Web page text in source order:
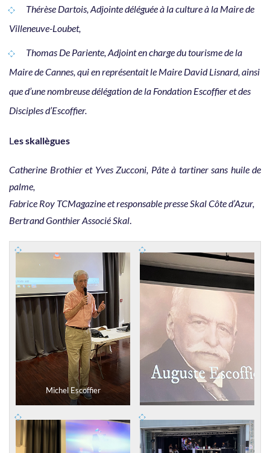
Thérèse Dartois, Adjointe déléguée à la culture à la Maire de
Villeneuve-Loubet,
Thomas De Pariente, Adjoint en charge du tourisme de la
Maire de Cannes, qui en représentait le Maire David Lisnard, ainsi
que d’une nombreuse délégation de la Fondation Escoffier et des
Disciples d’Escoffier.
Les skallègues
Catherine Brothier et Yves Zucconi, Pâte à tartiner sans huile de
palme,
Fabrice Roy TCMagazine et responsable presse Skal Côte d’Azur,
Bertrand Gonthier Associé Skal.
Michel Escoffier